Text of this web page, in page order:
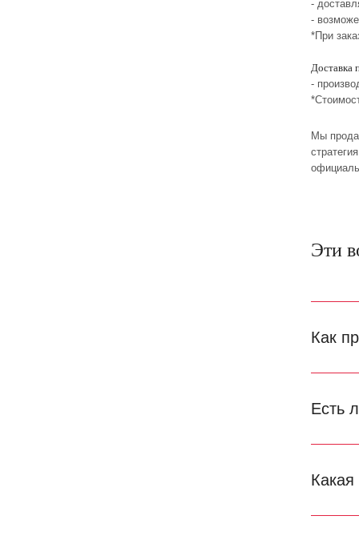
-
-
*При
Доставка
-
Мы
Эти
Как
Есть
Какая